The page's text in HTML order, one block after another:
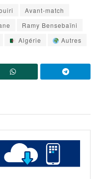
Avant-match
Ramy Bensebaïni
Algérie Autres